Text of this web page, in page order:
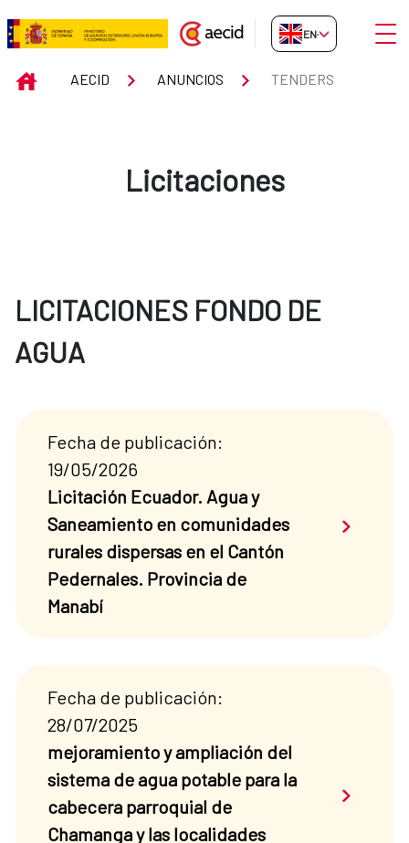
Skip to Main Content
Tenders
EN-GB
INICIOAECID ANUNCIOS TENDERS
Licitaciones
LICITACIONES FONDO DE
AGUA
Fecha de publicación:
19/05/2026
Licitación Ecuador. Agua y
Saneamiento en comunidades
rurales dispersas en el Cantón
Pedernales. Provincia de
Manabí
Saber
Fecha de publicación:
28/07/2025
mejoramiento y ampliación del
sistema de agua potable para la
cabecera parroquial de
Chamanga y las localidades
Saber